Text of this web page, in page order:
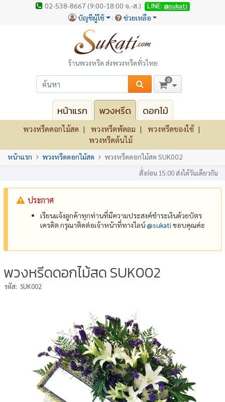
02-538-8667 (9:00-18:00 จ.-ส.) LINE: @sukati
บัญชีผู้ใช้ ช่วยเหลือ
ร้านพวงหรีด ส่งพวงหรีดทั่วไทย
0
หน้าแรก พวงหรีด ดอกไม้
พวงหรีดดอกไม้สด พวงหรีดพัดลม
พวงหรีดของใช้
พวงหรีดต้นไม้
หน้าแรก พวงหรีดดอกไม้สด พวงหรีดดอกไม้สด SUK002
สั่งก่อน 15:00 ส่งได้วันเดียวกัน
ประกาศ
เรียนแจ้งลูกค้าทุกท่านที่มีความประสงค์ชำระเงินด้วยบัตร
เครดิต กรุณาติดต่อเจ้าหน้าที่ทางไลน์@‌sukati ขอบคุณค่ะ
พวงหรีดดอกไม้สด SUK002
รหัส: SUK002